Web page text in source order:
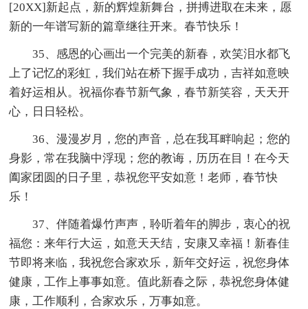
[20XX]新起点，新的辉煌新舞台，拼搏进取在未来，愿
新的一年谱写新的篇章继往开来。春节快乐！
35、感恩的心画出一个完美的新春，欢笑泪水都飞
上了记忆的彩虹，我们站在桥下握手成功，吉祥如意映
着好运相从。祝福你春节新气象，春节新笑容，天天开
心，日日轻松。
36、漫漫岁月，您的声音，总在我耳畔响起；您的
身影，常在我脑中浮现；您的教诲，历历在目！在今天
阖家团圆的日子里，恭祝您平安如意！老师，春节快
乐！
37、伴随着爆竹声声，聆听着年的脚步，衷心的祝
福您：来年行大运，如意天天结，安康又幸福！新春佳
节即将来临，我祝您合家欢乐，新年交好运，祝您身体
健康，工作上事事如意。值此新春之际，恭祝您身体健
康，工作顺利，合家欢乐，万事如意。